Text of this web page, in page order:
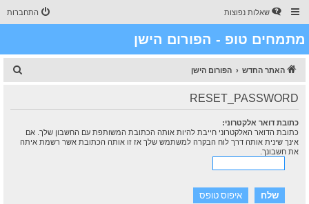
שאלות נפוצות התחברות
מתמחים טופ - הפורום הישן
האתר החדש הפורום הישן
RESET_PASSWORD
כתובת דואר אלקטרוני:
כתובת הדואר האלקטרוני חייבת להיות אותה הכתובת המשותפת עם החשבון שלך. אם
אינך שינית אותה דרך לוח הבקרה למשתמש שלך אז זו אותה הכתובת אשר רשמת איתה
את חשבונך.